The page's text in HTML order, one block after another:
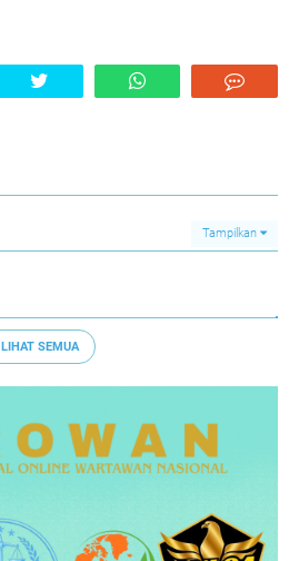
Tampilkan
LIHAT SEMUA